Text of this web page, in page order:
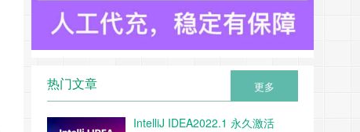
更多
热门文章
IntelliJ IDEA2022.1 永久激活